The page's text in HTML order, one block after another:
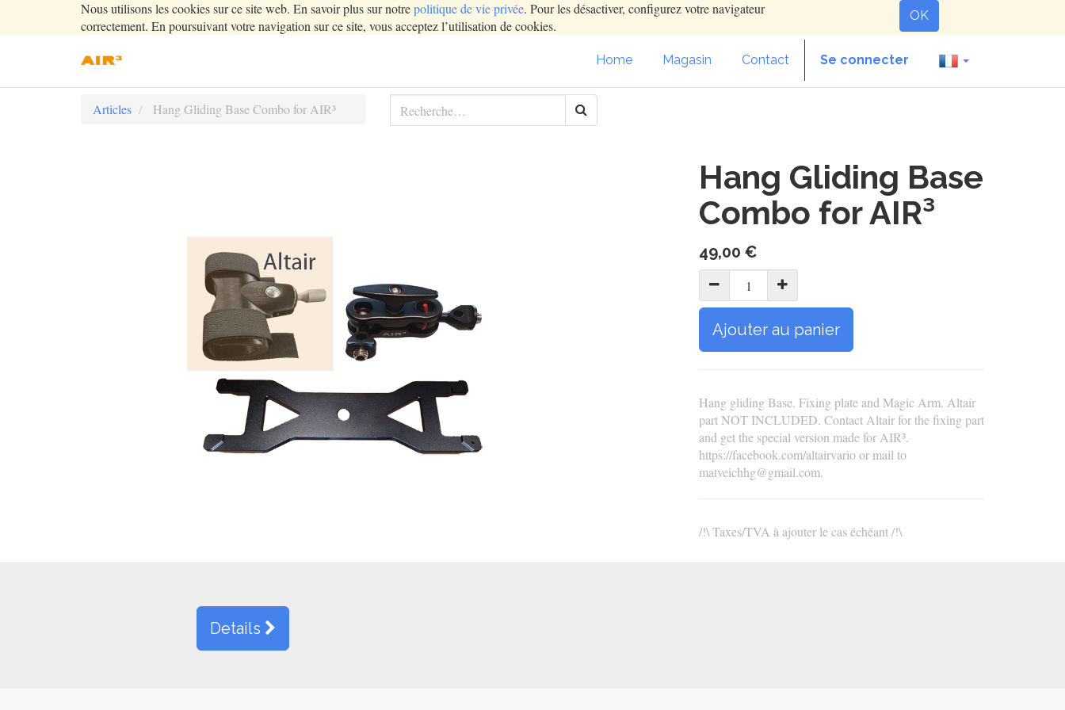
Nous utilisons les cookies sur ce site web. En savoir plus sur notrepolitique de vie privée. Pour les désactiver, configurez votre navigateur
correctement. En poursuivant votre navigation sur ce site, vous acceptez l’utilisation de cookies.
OK
Home Magasin Contact Se connecter
Articles Hang Gliding Base Combo for AIR³
Hang Gliding Base
Combo for AIR³
49,00 €
Ajouter au panier
Hang gliding Base. Fixing plate and Magic Arm. Altair
part NOT INCLUDED. Contact Altair for the fixing part
and get the special version made for AIR³.
https://facebook.com/altairvario or mail to
matveichhg@gmail.com.
/!\ Taxes/TVA à ajouter le cas échéant /!\
Details